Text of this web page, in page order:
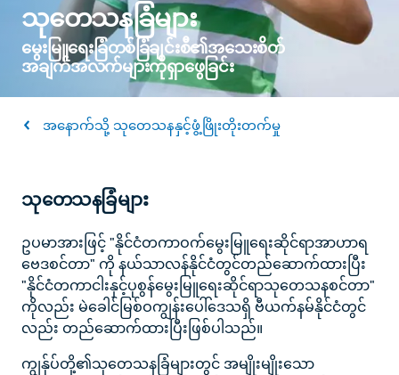
သုတေသနခြံများ
မွေးမြူရေးခြံတစ်ခြံချင်းစီ၏အသေးစိတ်
အချက်အလက်များကိုရှာဖွေခြင်း
အနောက်သို့ သုတေသနနှင့်ဖွံ့ဖြိုးတိုးတက်မှု
သုတေသနခြံများ
ဥပမာအားဖြင့် "နိုင်ငံတကာဝက်မွေးမြူရေးဆိုင်ရာအာဟာရ
ဗေဒစင်တာ" ကို နယ်သာလန်နိုင်ငံတွင်တည်ဆောက်ထားပြီး
"နိုင်ငံတကာငါးနှင့်ပုစွန်မွေးမြူရေးဆိုင်ရာသုတေသနစင်တာ"
ကိုလည်း မဲခေါင်မြစ်ဝကျွန်းပေါ်ဒေသရှိ ဗီယက်နမ်နိုင်ငံတွင်
လည်း တည်ဆောက်ထားပြီးဖြစ်ပါသည်။
ကျွန်ုပ်တို့၏သုတေသနခြံများတွင် အမျိုးမျိုးသော